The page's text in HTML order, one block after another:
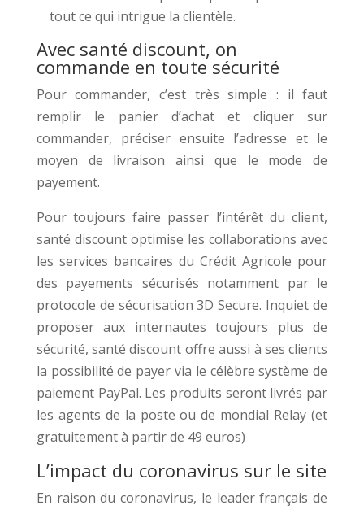
tout ce qui intrigue la clientèle.
Avec santé discount, on
commande en toute sécurité
Pour commander, c’est très simple : il faut
remplir le panier d’achat et cliquer sur
commander, préciser ensuite l’adresse et le
moyen de livraison ainsi que le mode de
payement.
Pour toujours faire passer l’intérêt du client,
santé discount optimise les collaborations avec
les services bancaires du Crédit Agricole pour
des payements sécurisés notamment par le
protocole de sécurisation 3D Secure. Inquiet de
proposer aux internautes toujours plus de
sécurité, santé discount offre aussi à ses clients
la possibilité de payer via le célèbre système de
paiement PayPal. Les produits seront livrés par
les agents de la poste ou de mondial Relay (et
gratuitement à partir de 49 euros)
L’impact du coronavirus sur le site
En raison du coronavirus, le leader français de